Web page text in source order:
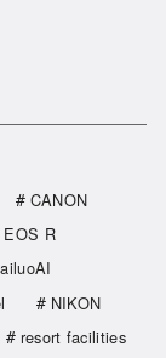
CANON
EOS R
NIKON
resort facilities